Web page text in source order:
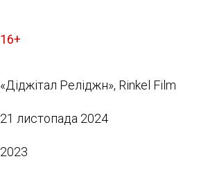
16+
«Діджітал Реліджн», Rinkel Film
21 листопада 2024
2023